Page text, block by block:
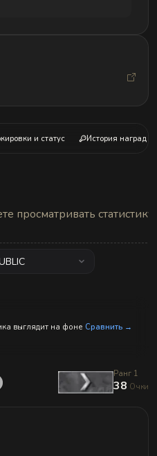
и статус История наград
просматривать статистику
выглядит на фоне Сравнить →
Ранг 1
38 Очки